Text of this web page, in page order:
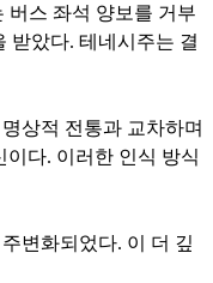
버스 좌석 양보를 거부
받았다. 테네시주는 결
상적 전통과 교차하며
다. 이러한 인식 방식
변화되었다. 이 더 깊